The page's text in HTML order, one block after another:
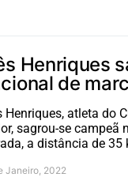
Henriques
de
Henriques, atleta do
sagrou-se campeã
a distância de
Janeiro, 2022